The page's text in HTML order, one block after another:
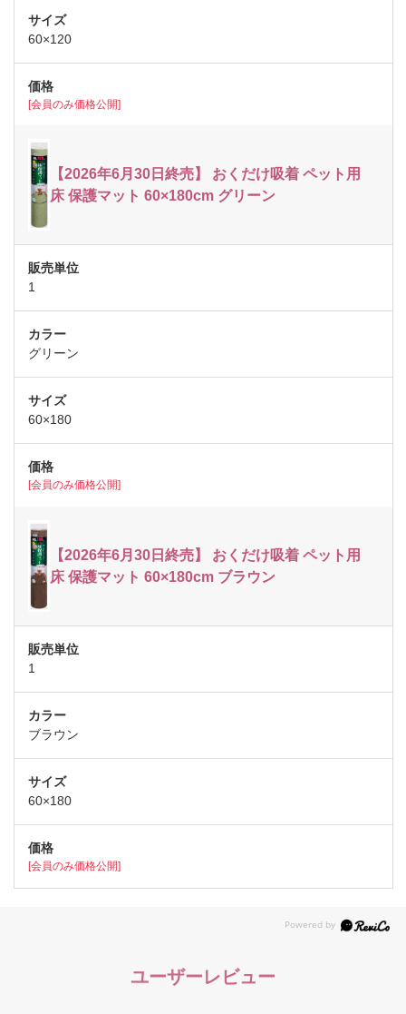
60×120
[会員のみ価格公開]
【2026年6月30日終売】 おくだけ吸着 ペット用
床 保護マット 60×180cm グリーン
1
グリーン
60×180
[会員のみ価格公開]
【2026年6月30日終売】 おくだけ吸着 ペット用
床 保護マット 60×180cm ブラウン
1
ブラウン
60×180
[会員のみ価格公開]
ユーザーレビュー